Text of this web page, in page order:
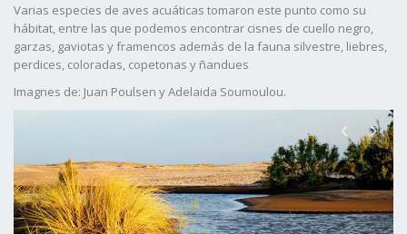
Varias especies de aves acuáticas tomaron este punto como su
hábitat, entre las que podemos encontrar cisnes de cuello negro,
garzas, gaviotas y framencos además de la fauna silvestre, liebres,
perdices, coloradas, copetonas y ñandues
Imagnes de: Juan Poulsen y Adelaida Soumoulou.